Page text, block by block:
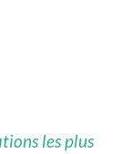
les plus